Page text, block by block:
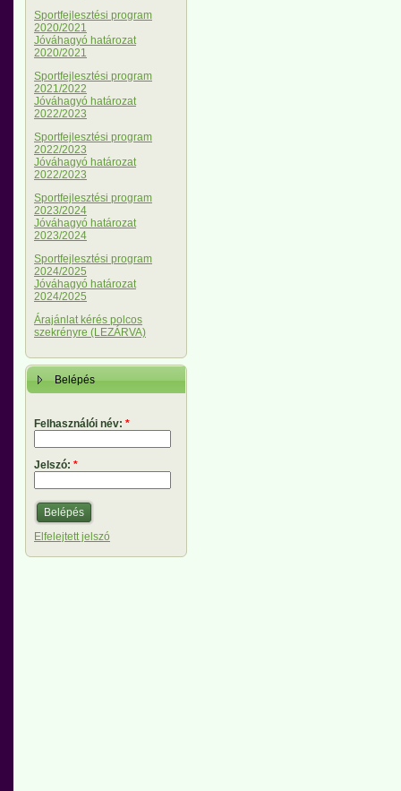
Sportfejlesztési program
2020/2021
Jóváhagyó határozat
2020/2021
Sportfejlesztési program
2021/2022
Jóváhagyó határozat
2022/2023
Sportfejlesztési program
2022/2023
Jóváhagyó határozat
2022/2023
Sportfejlesztési program
2023/2024
Jóváhagyó határozat
2023/2024
Sportfejlesztési program
2024/2025
Jóváhagyó határozat
2024/2025
Árajánlat kérés polcos
szekrényre (LEZÁRVA)
Belépés
Felhasználói név: *
Jelszó: *
Elfelejtett jelszó